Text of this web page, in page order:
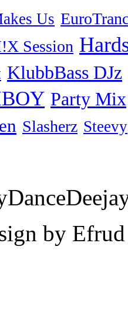
Us
Session
KlubbBass DJz
Party Mix
Slasherz Steevy
by Efrud